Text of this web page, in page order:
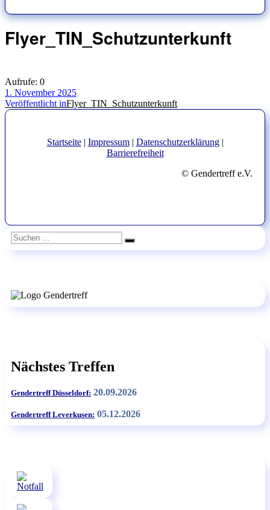
Flyer_TIN_Schutzunterkunft
Aufrufe: 0
Veröffentlicht
am
1. November 2025
Beitragsnavigation
Veröffentlicht inFlyer_TIN_Schutzunterkunft
Startseite| Impressum| Datenschutzerklärung|
Barrierefreiheit
© Gendertreff e.V.
Suchen
nach:
Suchen
Nächstes Treffen
Gendertreff Düsseldorf: 20.09.2026
Gendertreff Leverkusen: 05.12.2026